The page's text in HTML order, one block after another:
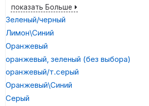
показать Больше
Зеленый/черный
Лимон\Синий
Оранжевый
оранжевый, зеленый (без выбора)
оранжевый/т.серый
Оранжевый\Синий
Серый